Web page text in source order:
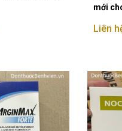
mới
Liên